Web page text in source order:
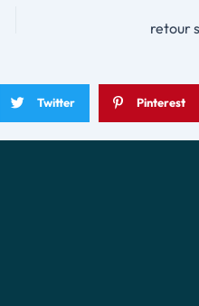
Twitter Pinterest